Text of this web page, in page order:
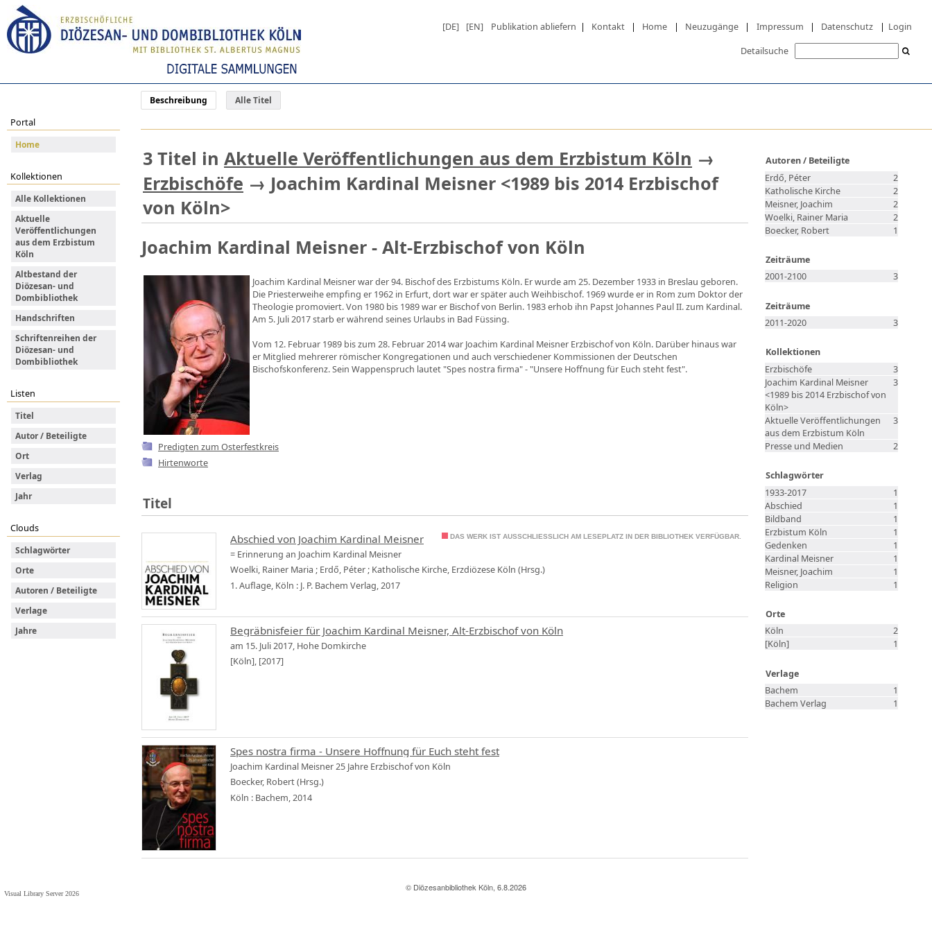
© Diözesanbibliothek Köln, 6.8.2026
Visual Library Server 2026
[DE] [EN] Publikation abliefern | Kontakt | Home | Neuzugänge | Impressum | Datenschutz | Login
Detailsuche
Beschreibung Alle Titel
Portal
Home
Kollektionen
Alle Kollektionen
Aktuelle
Veröffentlichungen
aus dem Erzbistum
Köln
Altbestand der
Diözesan- und
Dombibliothek
Handschriften
Schriftenreihen der
Diözesan- und
Dombibliothek
Listen
Titel
Autor / Beteiligte
Ort
Verlag
Jahr
Clouds
Schlagwörter
Orte
Autoren / Beteiligte
Verlage
Jahre
Autoren / Beteiligte
2
Erdő, Péter
2
Katholische Kirche
2
Meisner, Joachim
2
Woelki, Rainer Maria
1
Boecker, Robert
Zeiträume
3
2001-2100
Zeiträume
3
2011-2020
Kollektionen
3
Erzbischöfe
3
Joachim Kardinal Meisner
<1989 bis 2014 Erzbischof von
Köln>
3
Aktuelle Veröffentlichungen
aus dem Erzbistum Köln
2
Presse und Medien
Schlagwörter
1
1933-2017
1
Abschied
1
Bildband
1
Erzbistum Köln
1
Gedenken
1
Kardinal Meisner
1
Meisner, Joachim
1
Religion
Orte
2
Köln
1
[Köln]
Verlage
1
Bachem
1
Bachem Verlag
3 Titel in Aktuelle Veröffentlichungen aus dem Erzbistum Köln →
Erzbischöfe → Joachim Kardinal Meisner <1989 bis 2014 Erzbischof
von Köln>
Joachim Kardinal Meisner - Alt-Erzbischof von Köln
Joachim Kardinal Meisner war der 94. Bischof des Erzbistums Köln. Er wurde am 25. Dezember 1933 in Breslau geboren.
Die Priesterweihe empfing er 1962 in Erfurt, dort war er später auch Weihbischof. 1969 wurde er in Rom zum Doktor der
Theologie promoviert. Von 1980 bis 1989 war er Bischof von Berlin. 1983 erhob ihn Papst Johannes Paul II. zum Kardinal.
Am 5. Juli 2017 starb er während seines Urlaubs in Bad Füssing.
Vom 12. Februar 1989 bis zum 28. Februar 2014 war Joachim Kardinal Meisner Erzbischof von Köln. Darüber hinaus war
er Mitglied mehrerer römischer Kongregationen und auch verschiedener Kommissionen der Deutschen
Bischofskonferenz. Sein Wappenspruch lautet "Spes nostra firma" - "Unsere Hoffnung für Euch steht fest".
Predigten zum Osterfestkreis
Hirtenworte
Titel
DAS WERK IST AUSSCHLIESSLICH AM LESEPLATZ IN DER BIBLIOTHEK VERFÜGBAR.
Abschied von Joachim Kardinal Meisner
= Erinnerung an Joachim Kardinal Meisner
Woelki, Rainer Maria ; Erdő, Péter ; Katholische Kirche, Erzdiözese Köln (Hrsg.)
1. Auflage, Köln : J. P. Bachem Verlag, 2017
Begräbnisfeier für Joachim Kardinal Meisner, Alt-Erzbischof von Köln
am 15. Juli 2017, Hohe Domkirche
[Köln], [2017]
Spes nostra firma - Unsere Hoffnung für Euch steht fest
Joachim Kardinal Meisner 25 Jahre Erzbischof von Köln
Boecker, Robert (Hrsg.)
Köln : Bachem, 2014